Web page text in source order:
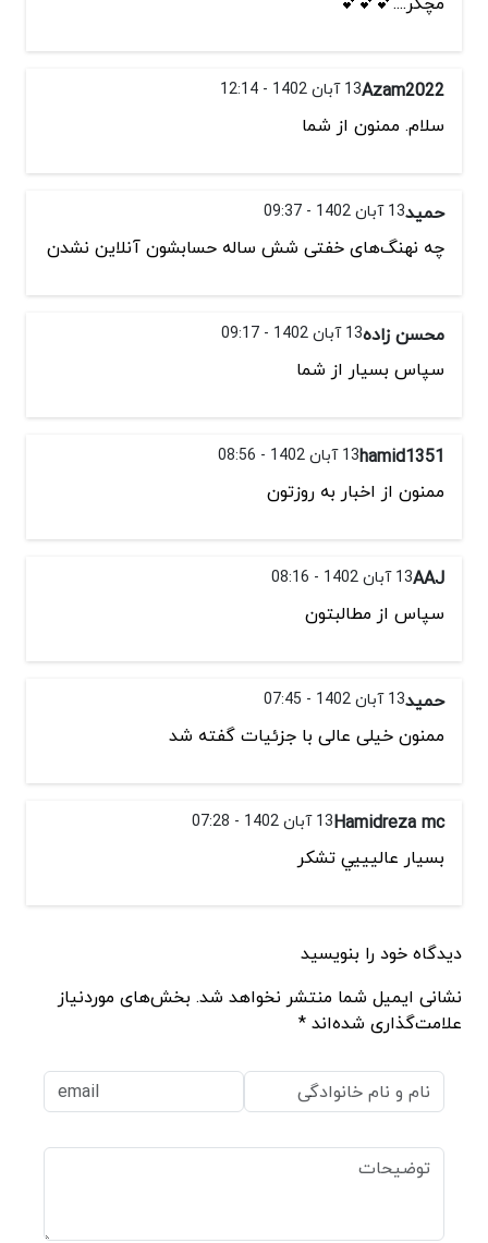
Azam202213 آبان 1402 - 12:14
سلام. ممنون از شما
حمید13 آبان 1402 - 09:37
چه نهنگ‌های خفتی شش ساله حسابشون آنلاین نشدن
محسن زاده13 آبان 1402 - 09:17
سپاس بسیار از شما
hamid135113 آبان 1402 - 08:56
ممنون از اخبار به روزتون
AAJ13 آبان 1402 - 08:16
سپاس از مطالبتون
حمید13 آبان 1402 - 07:45
ممنون خیلی عالی با جزئیات گفته شد
Hamidreza mc13 آبان 1402 - 07:28
بسيار عاليييي تشكر
دیدگاه خود را بنویسید
نشانی ایمیل شما منتشر نخواهد شد. بخش‌های موردنیاز
علامت‌گذاری شده‌اند *